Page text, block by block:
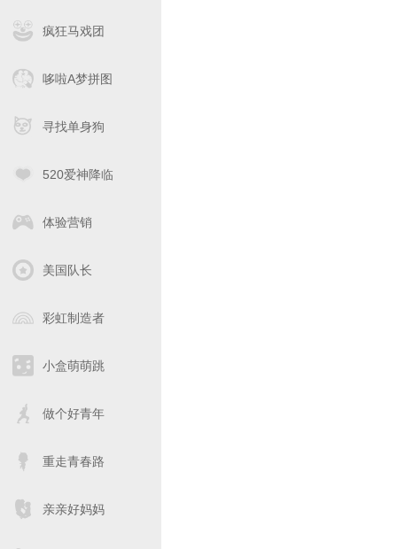
疯狂马戏团
哆啦A梦拼图
寻找单身狗
520爱神降临
体验营销
美国队长
彩虹制造者
小盒萌萌跳
做个好青年
重走青春路
亲亲好妈妈